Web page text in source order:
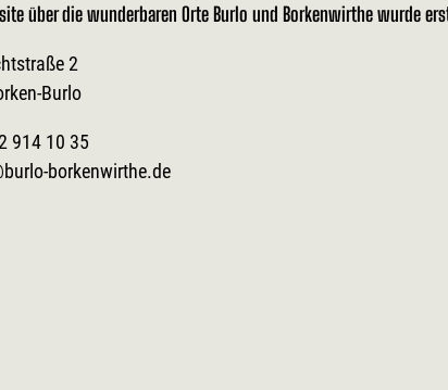
über die wunderbaren Orte Burlo und Borkenwirthe wurde
2
Burlo
914 10 35
borkenwirthe.de